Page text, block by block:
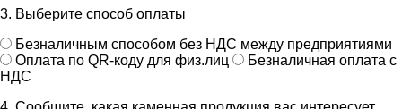
3. Выберите способ оплаты
Безналичным способом без НДС между предприятиями
Оплата по QR-коду для физ.лиц
Безналичная оплата с
НДС